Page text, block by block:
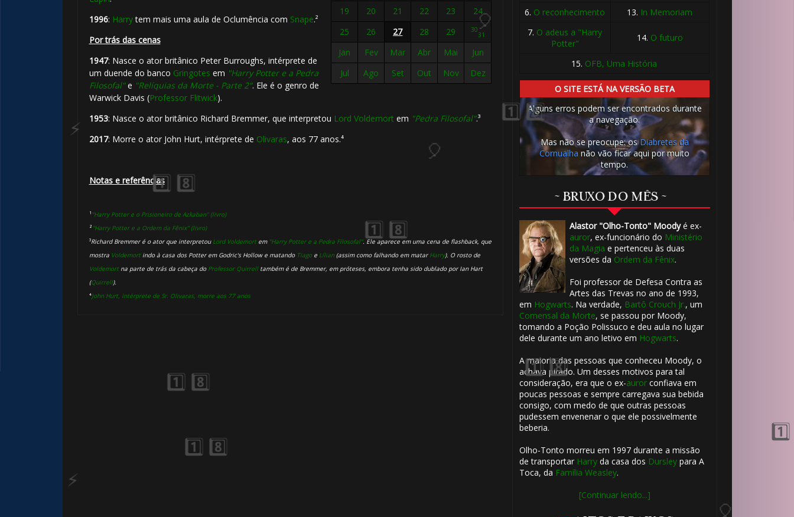
19
20 21 22 23
24
25
26 27 28 29 30
31
Jan Fev Mar Abr Mai
Jun
Jul
Ago Set Out Nov Dez
1996: Harrytem mais uma aula de Oclumência com Snape.²
Por trás das cenas
1947: Nasce o ator britânico Peter Burroughs, intérprete de
um duende do banco Gringotes em "Harry Potter e a Pedra
Filosofal"e "Relíquias da Morte - Parte 2". Ele é o genro de
Warwick Davis (Professor Flitwick).
1953: Nasce o ator britânico Richard Bremmer, que interpretou Lord Voldemort em "Pedra Filosofal".³
2017: Morre o ator John Hurt, intérprete de Olivaras, aos 77 anos.⁴
Notas e referências
¹ "Harry Potter e o Prisioneiro de Azkaban" (livro)
² "Harry Potter e a Ordem da Fênix" (livro)
³Richard Bremmer é o ator que interpretou Lord Voldemortem "Harry Potter e a Pedra Filosofal". Ele aparece em uma cena de flashback, que
mostra Voldemortindo à casa dos Potter em Godric's Hollow e matando Tiagoe Lílian(assim como falhando em matar Harry). O rosto de
Voldemortna parte de trás da cabeça do Professor Quirrelltambém é de Bremmer, em próteses, embora tenha sido dublado por Ian Hart
(Quirrell).
⁴John Hurt, intérprete de Sr. Olivaras, morre aos 77 anos
6. O reconhecimento 13. In Memoriam
7. O adeus a "Harry
Potter"
14. O futuro
15. OFB, Uma História
O SITE ESTÁ NA VERSÃO BETA
Alguns erros podem ser encontrados durante
a navegação.
Mas não se preocupe: osDiabretes da
Cornualha não vão ficar aqui por muito
tempo.
~ BRUXO DO MÊS ~
Alastor "Olho-Tonto" Moodyé ex-
auror, ex-funcionário do Ministério
da Magia e pertenceu às duas
versões da Ordem da Fênix.
Foi professor de Defesa Contra as
Artes das Trevas no ano de 1993,
em Hogwarts. Na verdade, Bartô Crouch Jr., um
Comensal da Morte, se passou por Moody,
tomando a Poção Polissuco e deu aula no lugar
dele durante um ano letivo em Hogwarts.
A maioria das pessoas que conheceu Moody, o
achava pirado. Um desses motivos para tal
consideração, era que o ex-aurorconfiava em
poucas pessoas e sempre carregava sua bebida
consigo, com medo de que outras pessoas
pudessem envenenar o que ele possivelmente
beberia.
Olho-Tonto morreu em 1997 durante a missão
de transportar Harryda casa dos Dursleypara A
Toca, da Família Weasley.
[Continuar lendo...]
🎈
1️⃣ 8️⃣
⚡
1️⃣ 8️⃣